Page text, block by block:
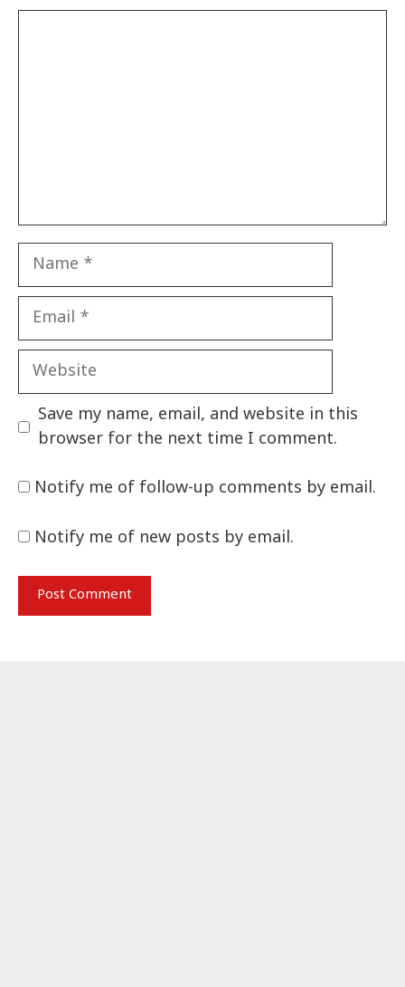
Name
Email
Website
Save my name, email, and website in this
browser for the next time I comment.
Notify me of follow-up comments by email.
Notify me of new posts by email.